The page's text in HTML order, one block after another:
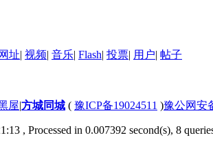
网址| 视频| 音乐| Flash| 投票| 用户| 帖子
屋|方城同城 ( 豫ICP备19024511 )豫公网安
, Processed in 0.007392 second(s), 8